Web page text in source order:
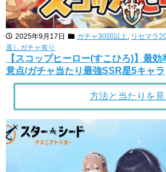
2025年9月17日 ガチャ30回以上, リセマラ
直しガチャ有り
【スコップヒーロー(すこひろ)】最
意点/ガチャ当たり最強SSR星5キャラ
方法と当たりを見